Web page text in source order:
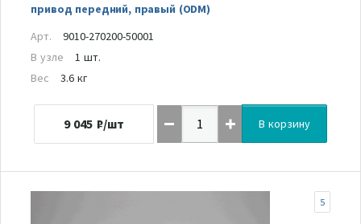
привод передний, правый (ODM)
Арт.
9010-270200-50001
В узле
1 шт.
Вес
3.6 кг
9 045 ₽/шт В корзину
5